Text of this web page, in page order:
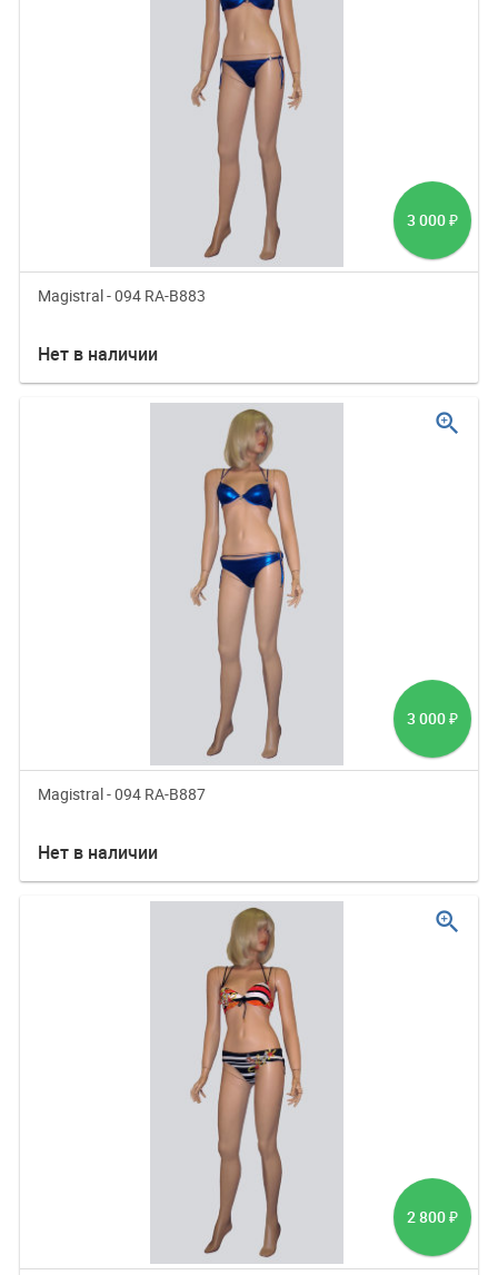
3 000 ₽
Magistral - 094 RA-B883
Нет в наличии
3 000 ₽
Magistral - 094 RA-B887
Нет в наличии
zoom_in
2 800 ₽
zoom_in